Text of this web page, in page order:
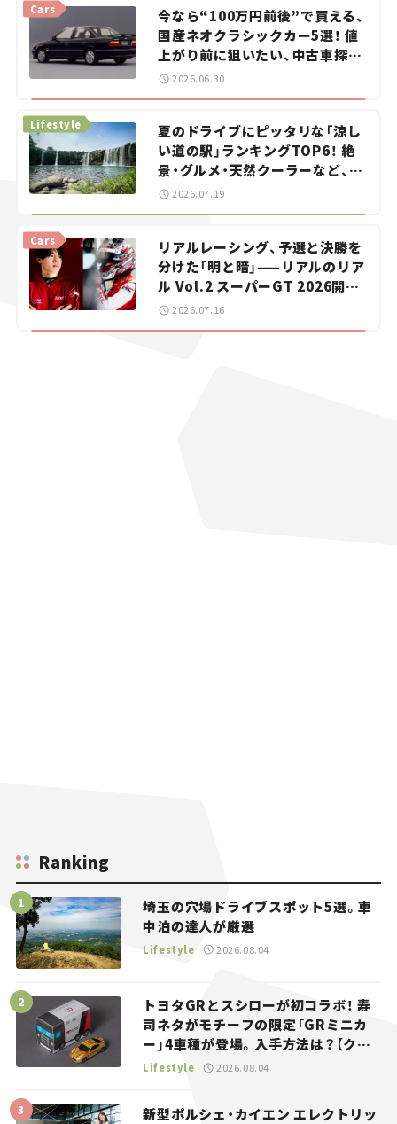
今なら“100万円前後”で買える、
国産ネオクラシックカー5選！ 値
上がり前に狙いたい、中古車探し
をお手伝い――ちょっとイケてるマ
Cars
2026.06.30
夏のドライブにピッタリな「涼し
い道の駅」ランキングTOP6！ 絶
景・グルメ・天然クーラーなど、避
暑におすすめのスポットを紹介
【道の駅マニアの推し駅ガイド】
Lifestyle
2026.07.19
リアルレーシング、予選と決勝を
分けた「明と暗」——リアルのリア
ル Vol.2 スーパーGT 2026開幕
戦 岡山国際サーキット
Cars
2026.07.16
Ranking
埼玉の穴場ドライブスポット5選。車
中泊の達人が厳選
Lifestyle 2026.08.04
トヨタGRとスシローが初コラボ！ 寿
司ネタがモチーフの限定「GRミニカ
ー」4車種が登場。入手方法は？【クル
マとホビー】
Lifestyle 2026.08.04
新型ポルシェ・カイエン エレクトリッ